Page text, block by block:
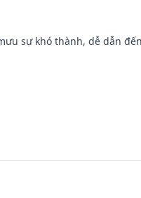
sự khó thành, dễ dẫn